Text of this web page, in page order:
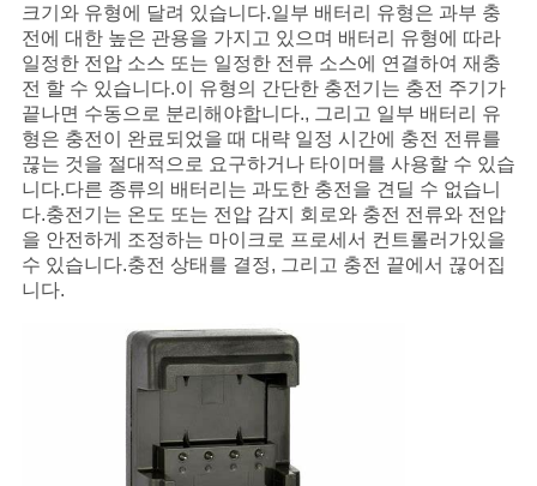
크기와 유형에 달려 있습니다.일부 배터리 유형은 과부 충
전에 대한 높은 관용을 가지고 있으며 배터리 유형에 따라
일정한 전압 소스 또는 일정한 전류 소스에 연결하여 재충
전 할 수 있습니다.이 유형의 간단한 충전기는 충전 주기가
끝나면 수동으로 분리해야합니다., 그리고 일부 배터리 유
형은 충전이 완료되었을 때 대략 일정 시간에 충전 전류를
끊는 것을 절대적으로 요구하거나 타이머를 사용할 수 있습
니다.다른 종류의 배터리는 과도한 충전을 견딜 수 없습니
다.충전기는 온도 또는 전압 감지 회로와 충전 전류와 전압
을 안전하게 조정하는 마이크로 프로세서 컨트롤러가있을
수 있습니다.충전 상태를 결정, 그리고 충전 끝에서 끊어집
니다.